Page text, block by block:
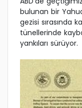
bulunan bir
gezisi sırasında
tünellerinde
yankıları sürüyor.